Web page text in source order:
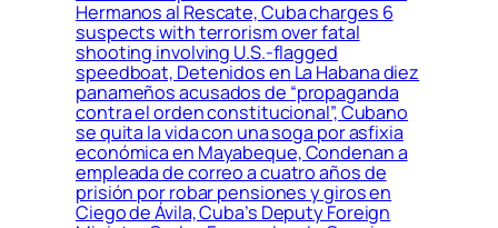
Hermanos al Rescate, Cuba charges 6
suspects with terrorism over fatal
shooting involving U.S.-flagged
speedboat, Detenidos en La Habana diez
panameños acusados de “propaganda
contra el orden constitucional”, Cubano
se quita la vida con una soga por asfixia
económica en Mayabeque, Condenan a
empleada de correo a cuatro años de
prisión por robar pensiones y giros en
Ciego de Ávila, Cuba’s Deputy Foreign